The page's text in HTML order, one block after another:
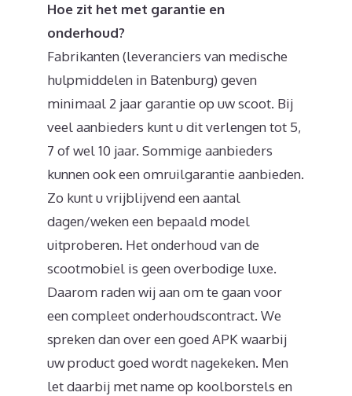
Hoe zit het met garantie en
onderhoud?
Fabrikanten (leveranciers van medische
hulpmiddelen in Batenburg) geven
minimaal 2 jaar garantie op uw scoot. Bij
veel aanbieders kunt u dit verlengen tot 5,
7 of wel 10 jaar. Sommige aanbieders
kunnen ook een omruilgarantie aanbieden.
Zo kunt u vrijblijvend een aantal
dagen/weken een bepaald model
uitproberen. Het onderhoud van de
scootmobiel is geen overbodige luxe.
Daarom raden wij aan om te gaan voor
een compleet onderhoudscontract. We
spreken dan over een goed APK waarbij
uw product goed wordt nagekeken. Men
let daarbij met name op koolborstels en